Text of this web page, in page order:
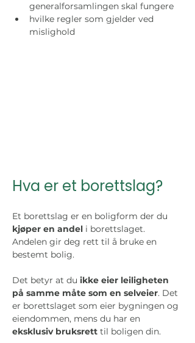
generalforsamlingen skal fungere
hvilke regler som gjelder ved
mislighold
Hva er et borettslag?
Et borettslag er en boligform der du
kjøper en andel i borettslaget.
Andelen gir deg rett til å bruke en
bestemt bolig.
Det betyr at du ikke eier leiligheten
på samme måte som en selveier. Det
er borettslaget som eier bygningen og
eiendommen, mens du har en
eksklusiv bruksrett til boligen din.